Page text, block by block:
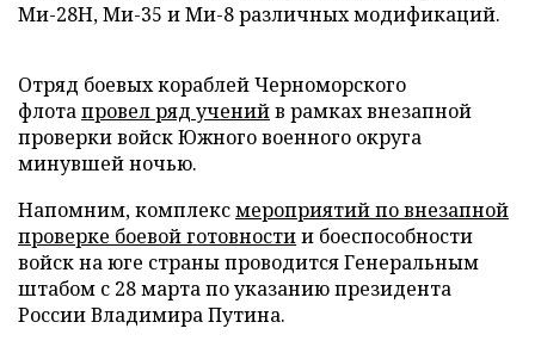
Ми-28Н, Ми-35 и Ми-8 различных модификаций.
Отряд боевых кораблей Черноморского
флотапровел ряд ученийв рамках внезапной
проверки войск Южного военного округа
минувшей ночью.
Напомним, комплексмероприятий по внезапной
проверке боевой готовностии боеспособности
войск на юге страны проводится Генеральным
штабом с 28 марта по указанию президента
России Владимира Путина.